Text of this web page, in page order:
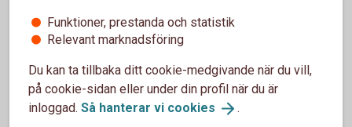
hållbarhetsarbete.
Funktioner, prestanda och statistik
Relevant marknadsföring
Du kan ta tillbaka ditt cookie-medgivande när du vill,
på cookie-sidan eller under din profil när du är
inloggad. Så hanterar vi cookies .